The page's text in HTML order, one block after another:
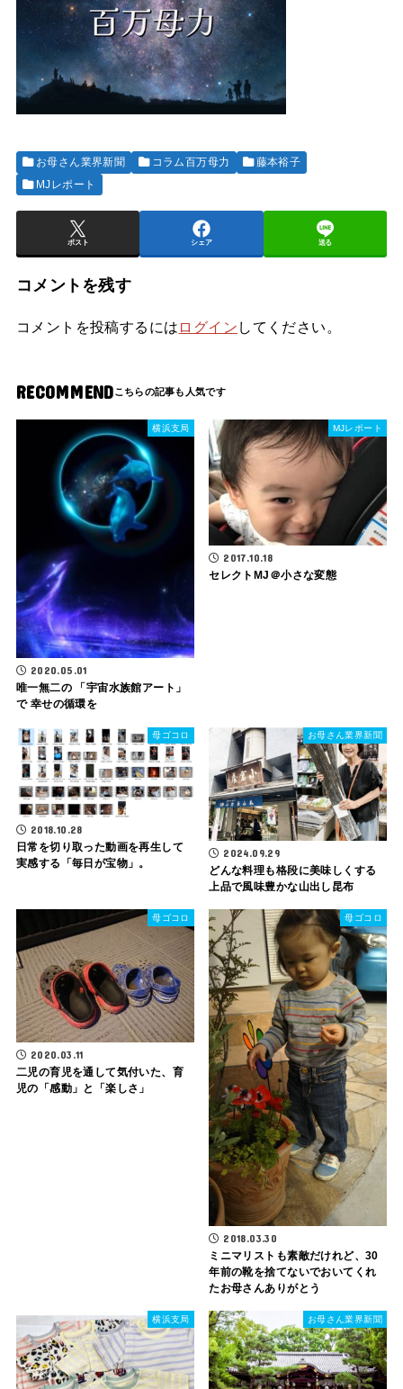
お母さん業界新聞 コラム百万母力
藤本裕子
MJレポート
ポスト シェア 送る
コメントを残す
コメントを投稿するには ログイン してください。
RECOMMEND
横浜支局
2020.05.01
唯一無二の 「宇宙水族館アート」
で 幸せの循環を
MJレポート
2017.10.18
セレクトMJ＠小さな変態
母ゴコロ
2018.10.28
日常を切り取った動画を再生して
実感する「毎日が宝物」。
お母さん業界新聞
2024.09.29
どんな料理も格段に美味しくする
上品で風味豊かな山出し昆布
母ゴコロ
2020.03.11
二児の育児を通して気付いた、育
児の「感動」と「楽しさ」
母ゴコロ
2018.03.30
ミニマリストも素敵だけれど、30
年前の靴を捨てないでおいてくれ
たお母さんありがとう
横浜支局 お母さん業界新聞